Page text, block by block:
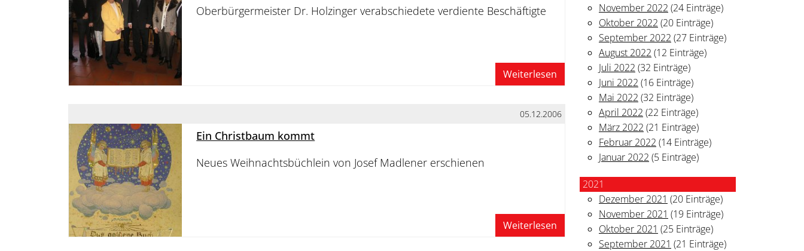
Oberbürgermeister Dr. Holzinger verabschiedete verdiente Beschäftigte
Weiterlesen
05.12.2006
Ein Christbaum kommt
Neues Weihnachtsbüchlein von Josef Madlener erschienen
Weiterlesen
November 2022 (24 Einträge)
Oktober 2022 (20 Einträge)
September 2022 (27 Einträge)
August 2022 (12 Einträge)
Juli 2022 (32 Einträge)
Juni 2022 (16 Einträge)
Mai 2022 (32 Einträge)
April 2022 (22 Einträge)
März 2022 (21 Einträge)
Februar 2022 (14 Einträge)
Januar 2022 (5 Einträge)
2021
Dezember 2021 (20 Einträge)
November 2021 (19 Einträge)
Oktober 2021 (25 Einträge)
September 2021 (21 Einträge)